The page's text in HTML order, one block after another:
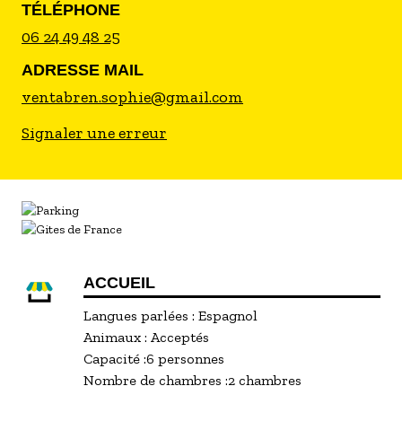
TÉLÉPHONE
06 24 49 48 25
ADRESSE MAIL
ventabren.sophie@gmail.com
Signaler une erreur
ACCUEIL
Langues parlées : Espagnol
Animaux : Acceptés
Capacité :6 personnes
Nombre de chambres :2 chambres